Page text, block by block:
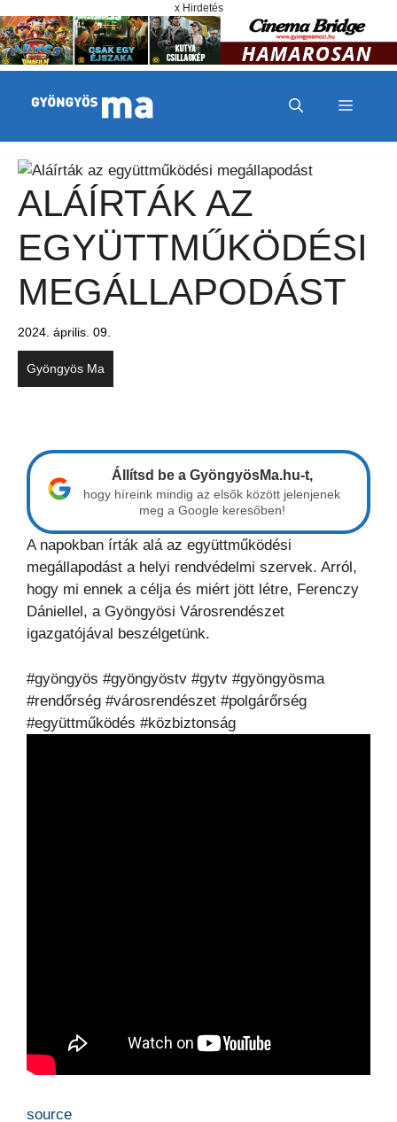
x Hirdetés
MENÜ
ALÁÍRTÁK AZ
EGYÜTTMŰKÖDÉSI
MEGÁLLAPODÁST
2024. április. 09.
Gyöngyös Ma
Állítsd be a GyöngyösMa.hu-t,
hogy híreink mindig az elsők között jelenjenek
meg a Google keresőben!
A napokban írták alá az együttműködési
megállapodást a helyi rendvédelmi szervek. Arról,
hogy mi ennek a célja és miért jött létre, Ferenczy
Dániellel, a Gyöngyösi Városrendészet
igazgatójával beszélgetünk.
#gyöngyös #gyöngyöstv #gytv #gyöngyösma
#rendőrség #városrendészet #polgárőrség
#együttműködés #közbiztonság
source